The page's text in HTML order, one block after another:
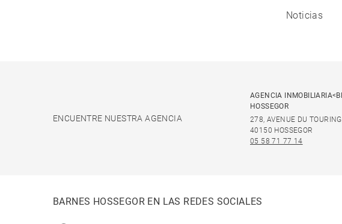
Noticias
ENCUENTRE NUESTRA AGENCIA
AGENCIA
HOSSEGOR
278, AVENUE DU
40150 HOSSEGOR
05 58 71 77 14
BARNES HOSSEGOR EN LAS REDES SOCIALES